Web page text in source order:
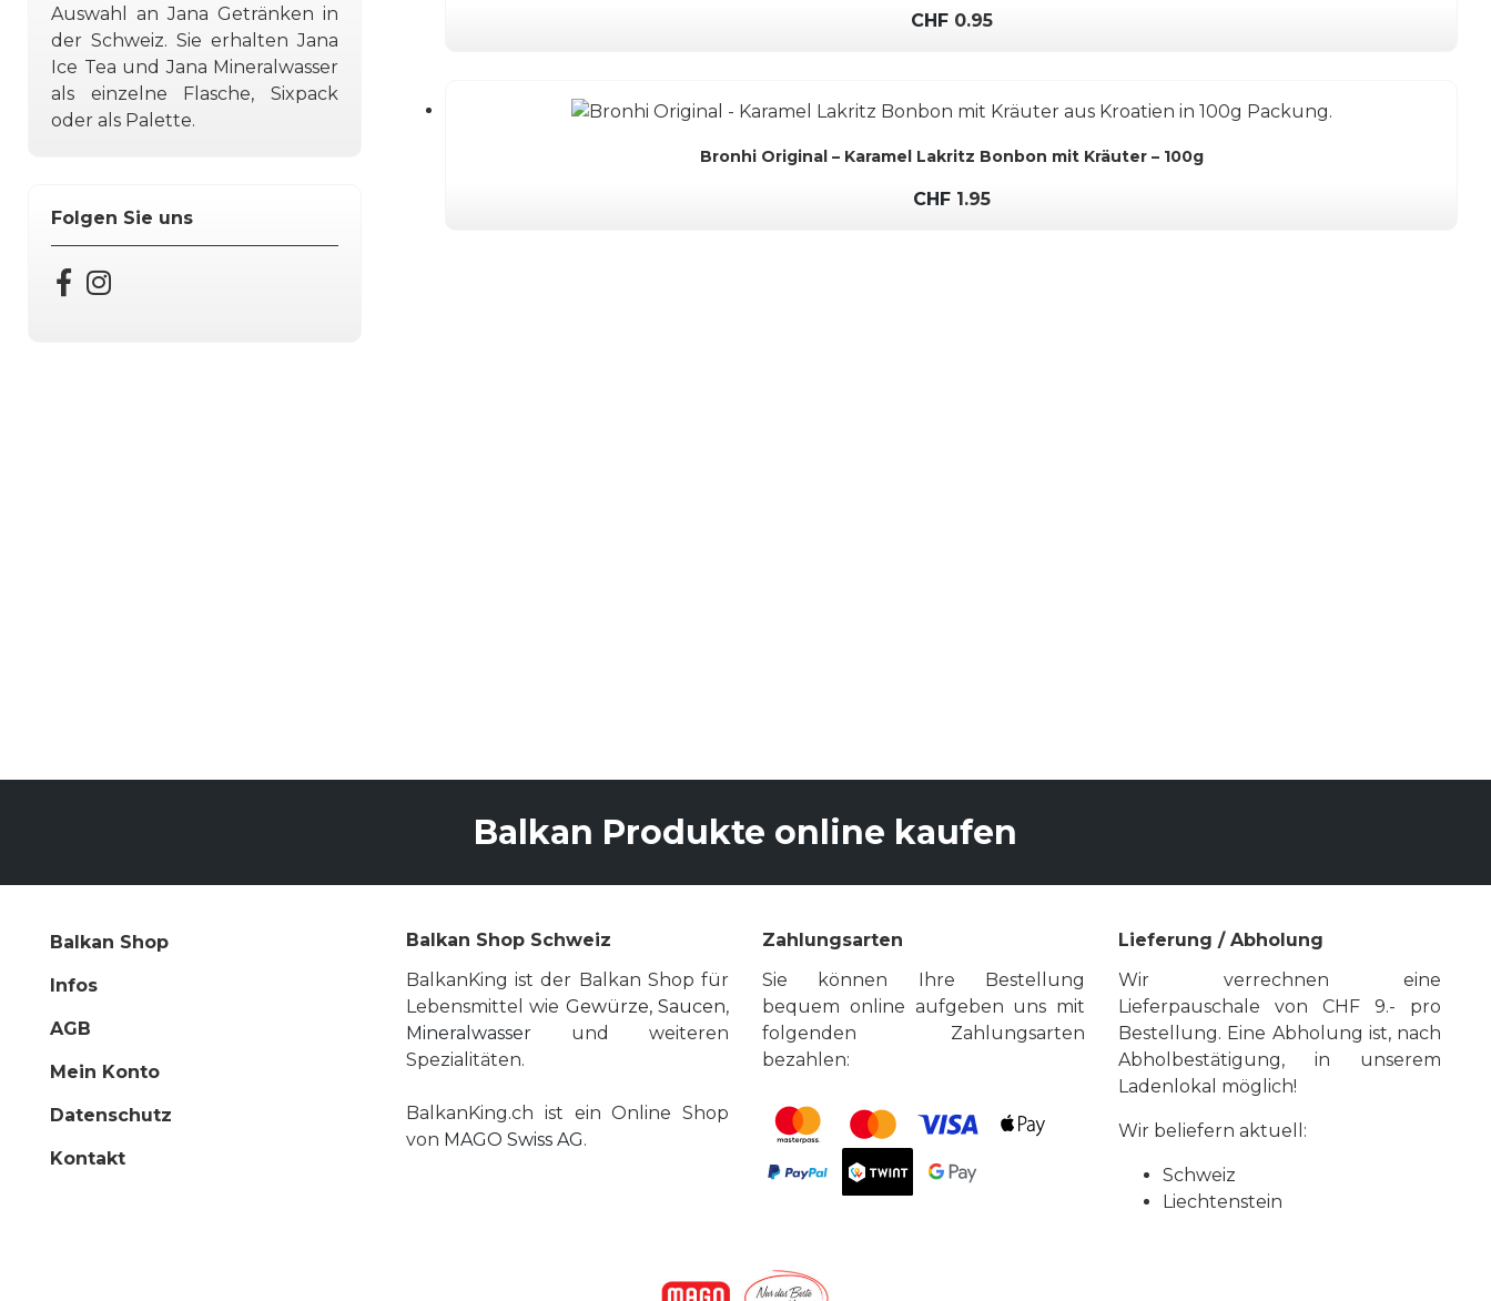
Auswahl an Jana Getränken in
der Schweiz. Sie erhalten Jana
Ice Tea und Jana Mineralwasser
als einzelne Flasche, Sixpack
oder als Palette.
Folgen Sie uns
CHF0.95
Bronhi Original – Karamel Lakritz Bonbon mit Kräuter – 100g
CHF1.95
Balkan Produkte online kaufen
Balkan Shop
Infos
AGB
Mein Konto
Datenschutz
Kontakt
Balkan Shop Schweiz
BalkanKing ist der Balkan Shop für
Lebensmittel wie Gewürze, Saucen,
Mineralwasser und weiteren
Spezialitäten.
BalkanKing.ch ist ein Online Shop
von MAGO Swiss AG.
Zahlungsarten
Sie können Ihre Bestellung
bequem online aufgeben uns mit
folgenden Zahlungsarten
bezahlen:
Lieferung / Abholung
Wir verrechnen eine
Lieferpauschale von CHF 9.- pro
Bestellung. Eine Abholung ist, nach
Abholbestätigung, in unserem
Ladenlokal möglich!
Wir beliefern aktuell:
Schweiz
Liechtenstein